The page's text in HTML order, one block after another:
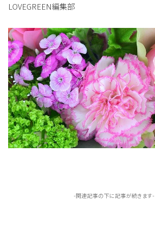
LOVEGREEN編集部
-関連記事の下に記事が続きます-